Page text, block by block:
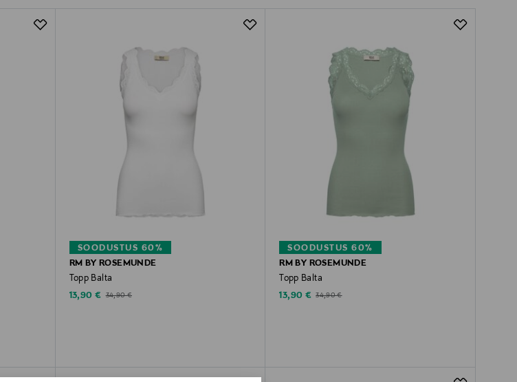
SOODUSTUS 60%
RM BY ROSEMUNDE
Topp Balta
Discounted Price
13,90 € Original Price
34,90 €
SOODUSTUS 60%
RM BY ROSEMUNDE
Topp Balta
Discounted Price
13,90 € Original Price
34,90 €